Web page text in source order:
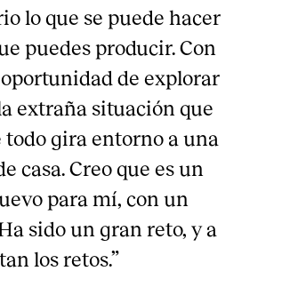
lo que se puede hacer
puedes producir. Con
de explorar
extraña situación que
gira entorno a una
casa. Creo que es un
para mí, con un
sido un gran reto, y a
los retos.”